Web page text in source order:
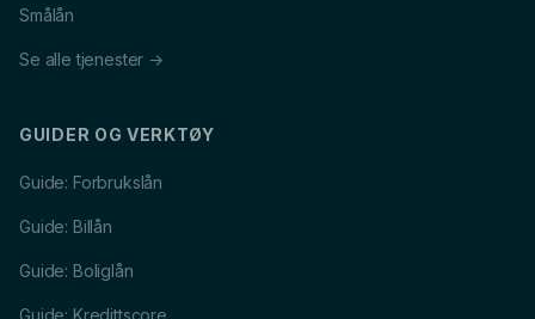
Smålån
Se alle tjenester →
GUIDER OG VERKTØY
Guide: Forbrukslån
Guide: Billån
Guide: Boliglån
Guide: Kredittscore